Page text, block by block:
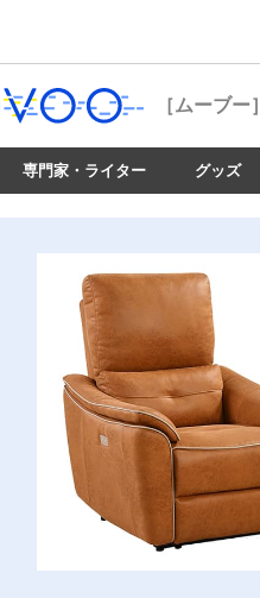
［ムーブー］
専門家・ライター グッズ